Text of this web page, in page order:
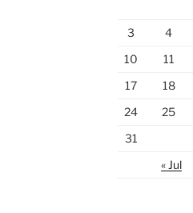
3
4
10
11
17
18
24
25
31
« Jul